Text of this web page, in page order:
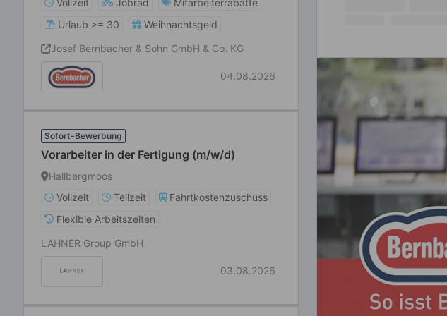
Vollzeit
Jobrad
Mitarbeiterrabatte
Urlaub >= 30
Weihnachtsgeld
Josef Bernbacher & Sohn GmbH & Co. KG
04.08.2026
Sofort-Bewerbung
Vorarbeiter in der Fertigung (m/w/d)
Hallbergmoos
Vollzeit
Teilzeit
Fahrtkostenzuschuss
Flexible Arbeitszeiten
LAHNER Group GmbH
03.08.2026